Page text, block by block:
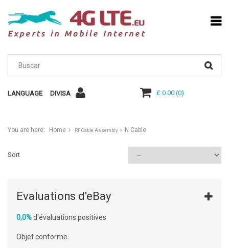
LANGUAGE DIVISA £ 0.00(0)
You are here: Home RF Cable Assembly N Cable
Sort
Evaluations d'eBay
0,0%d'évaluations positives
Objet conforme